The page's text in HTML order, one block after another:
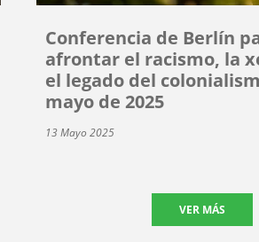
Conferencia de Berlín
afrontar el racismo, la
el legado del
mayo de 2025
13 Mayo 2025
VER MÁS